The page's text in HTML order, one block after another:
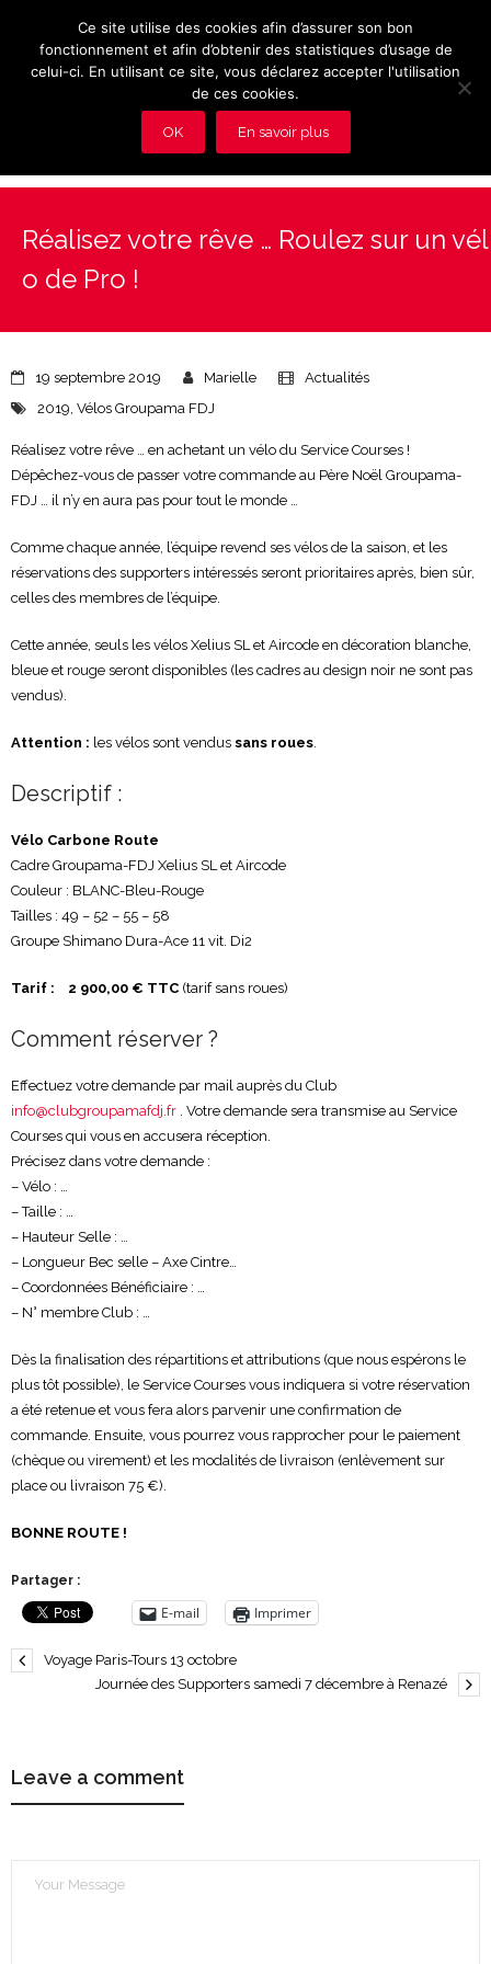
Vidéos
Adhérez au Club
Réalisez votre rêve … Roulez sur un vél
o de Pro !
19 septembre 2019 Marielle
Actualités
2019, Vélos Groupama FDJ
Réalisez votre rêve … en achetant un vélo du Service Courses !
Dépêchez-vous de passer votre commande au Père Noël Groupama-
FDJ … il n’y en aura pas pour tout le monde …
Comme chaque année, l’équipe revend ses vélos de la saison, et les
réservations des supporters intéressés seront prioritaires après, bien sûr,
celles des membres de l’équipe.
Cette année, seuls les vélos Xelius SL et Aircode en décoration blanche,
bleue et rouge seront disponibles (les cadres au design noir ne sont pas
vendus).
Attention : les vélos sont vendus sans roues.
Descriptif :
Vélo Carbone Route
Cadre Groupama-FDJ Xelius SL et Aircode
Couleur : BLANC-Bleu-Rouge
Tailles : 49 – 52 – 55 – 58
Groupe Shimano Dura-Ace 11 vit. Di2
Tarif : 2 900,00 € TTC (tarif sans roues)
Comment réserver ?
Effectuez votre demande par mail auprès du Club
info@clubgroupamafdj.fr . Votre demande sera transmise au Service
Courses qui vous en accusera réception.
Précisez dans votre demande :
– Vélo : …
– Taille : …
– Hauteur Selle : …
– Longueur Bec selle – Axe Cintre…
– Coordonnées Bénéficiaire : …
– N° membre Club : …
Dès la finalisation des répartitions et attributions (que nous espérons le
plus tôt possible), le Service Courses vous indiquera si votre réservation
a été retenue et vous fera alors parvenir une confirmation de
commande. Ensuite, vous pourrez vous rapprocher pour le paiement
(chèque ou virement) et les modalités de livraison (enlèvement sur
place ou livraison 75 €).
BONNE ROUTE !
Partager :
E-mail Imprimer
Voyage Paris-Tours 13 octobre
Journée des Supporters samedi 7 décembre à Renazé
Leave a comment
Ce site utilise des cookies afin d’assurer son bon
fonctionnement et afin d’obtenir des statistiques d’usage de
celui-ci. En utilisant ce site, vous déclarez accepter l'utilisation
de ces cookies.
OK En savoir plus